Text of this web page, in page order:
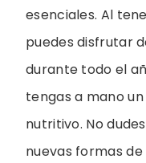
esenciales. Al
puedes disfrutar
durante todo el
tengas a mano
nutritivo. No
nuevas formas